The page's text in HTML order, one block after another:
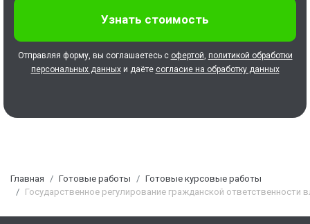
Отправляя форму, вы соглашаетесь с офертой, политикой обработки
персональных данныхи даёте согласие на обработку данных
Главная Готовые работы
Готовые курсовые работы
Государственное регулирование гражданской ответственности